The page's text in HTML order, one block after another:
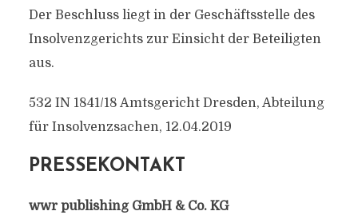
Der Beschluss liegt in der Geschäftsstelle des
Insolvenzgerichts zur Einsicht der Beteiligten
aus.
532 IN 1841/18 Amtsgericht Dresden, Abteilung
für Insolvenzsachen, 12.04.2019
PRESSEKONTAKT
wwr publishing GmbH & Co. KG